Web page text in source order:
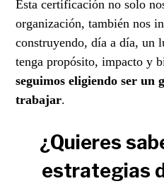
Esta certificación no solo
organización, también nos
construyendo, día a día, un
tenga propósito, impacto y
seguimos eligiendo ser un
trabajar.
¿Quieres
estrategias